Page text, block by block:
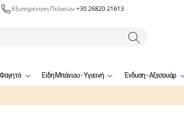
Εξυπηρέτηση Πελατών +30 26820 21613
Είδη Μπάνιου - Υγιεινή Ένδυση - Αξεσουάρ